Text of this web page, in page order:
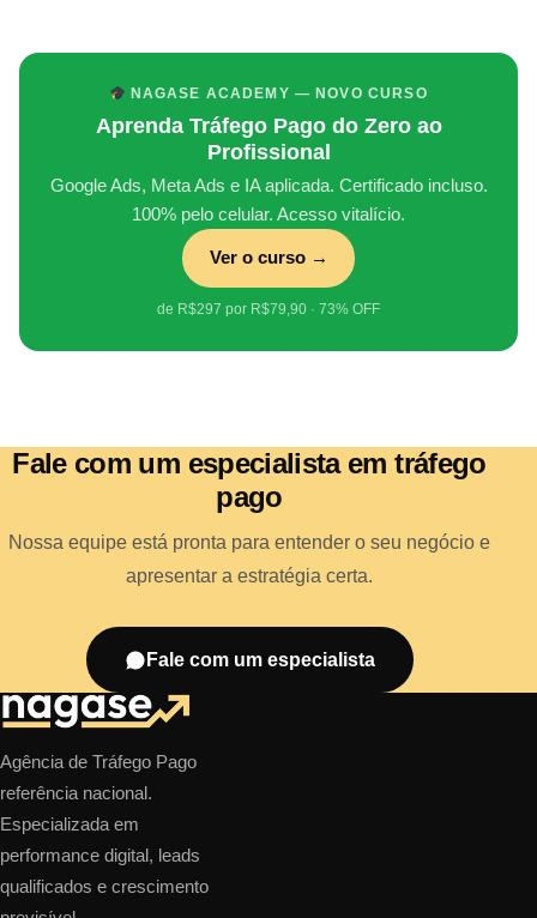
NAGASE ACADEMY — NOVO CURSO
Aprenda Tráfego Pago do Zero ao
Profissional
Google Ads, Meta Ads e IA aplicada. Certificado incluso.
100% pelo celular. Acesso vitalício.
Ver o curso →
de R$297 por R$79,90 · 73% OFF
Fale com um especialista em tráfego
pago
Nossa equipe está pronta para entender o seu negócio e
apresentar a estratégia certa.
Fale com um especialista
Agência de Tráfego Pago
referência nacional.
Especializada em
performance digital, leads
qualificados e crescimento